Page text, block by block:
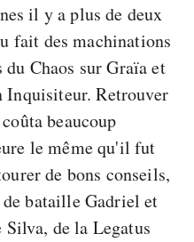
il y a plus de deux
fait des machinations
Chaos sur Graïa et
Inquisiteur. Retrouver
beaucoup
le même qu'il fut
de bons conseils,
bataille Gadriel et
de la Legatus